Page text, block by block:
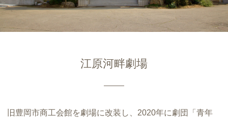
江原河畔劇場
旧豊岡市商工会館を劇場に改装し、2020年に劇団「青年